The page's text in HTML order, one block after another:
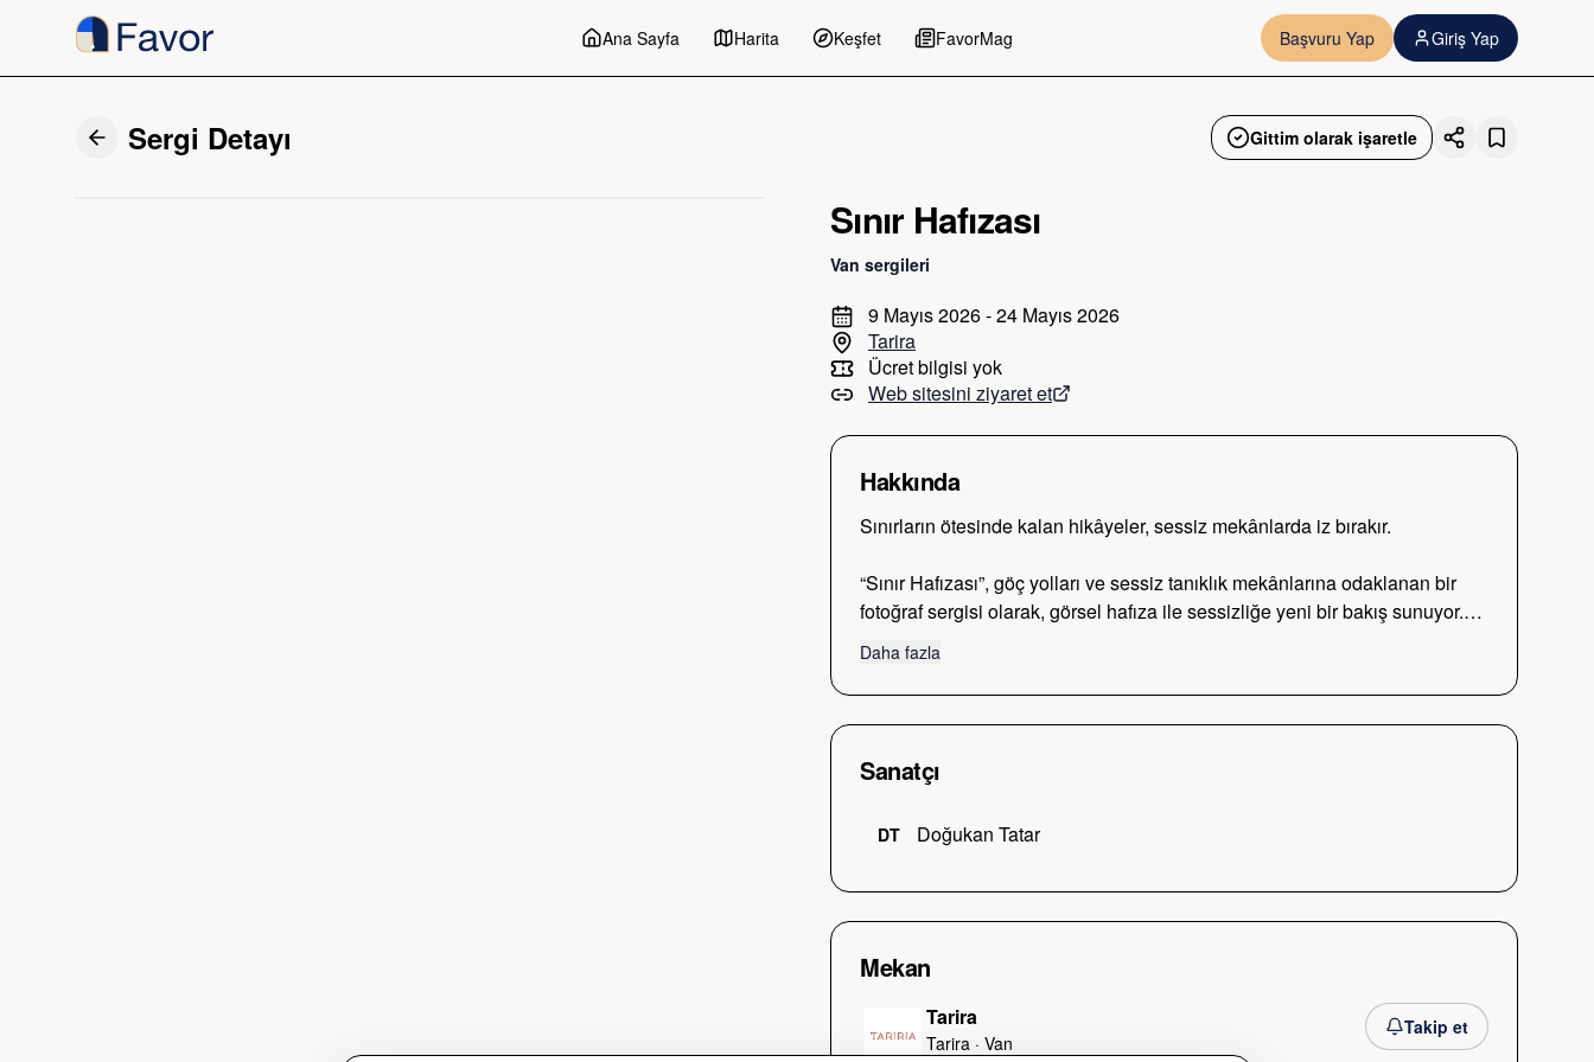
Ana Sayfa Harita Keşfet FavorMag Başvuru Yap Giriş Yap
Sergi Detayı Gittim olarak işaretle
Sınır Hafızası
Van sergileri
9 Mayıs 2026 - 24 Mayıs 2026
Tarira
Ücret bilgisi yok
Web sitesini ziyaret et
Hakkında
Sınırların ötesinde kalan hikâyeler, sessiz mekânlarda iz bırakır.
“Sınır Hafızası”, göç yolları ve sessiz tanıklık mekânlarına odaklanan bir
fotoğraf sergisi olarak, görsel hafıza ile sessizliğe yeni bir bakış sunuyor.…
Daha fazla
Sanatçı
DT Doğukan Tatar
Mekan
Tarira
Tarira · Van
Takip et